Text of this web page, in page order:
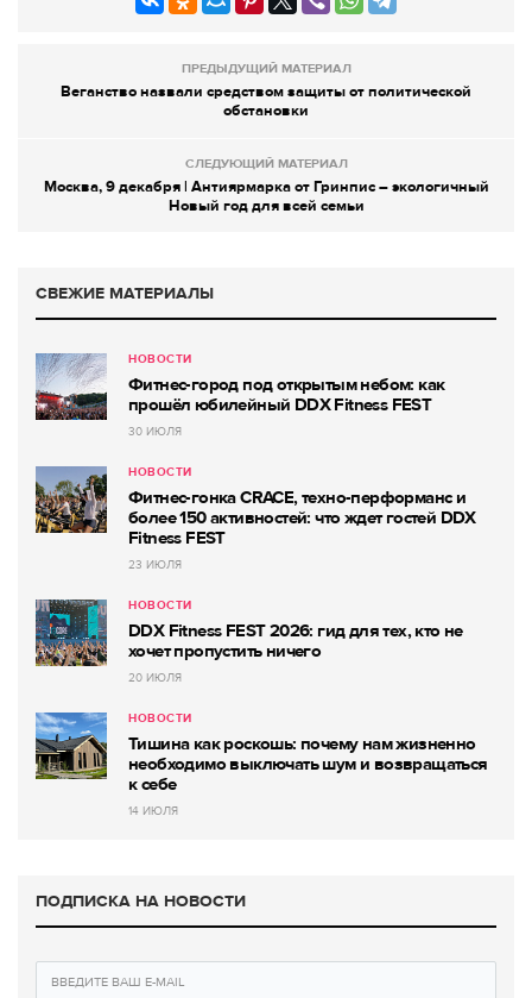
ПРЕДЫДУЩИЙ МАТЕРИАЛ
Веганство назвали средством защиты от политической
обстановки
СЛЕДУЮЩИЙ МАТЕРИАЛ
Москва, 9 декабря | Антиярмарка от Гринпис – экологичный
Новый год для всей семьи
СВЕЖИЕ МАТЕРИАЛЫ
НОВОСТИ
Фитнес-город под открытым небом: как
прошёл юбилейный DDX Fitness FEST
30 ИЮЛЯ
НОВОСТИ
Фитнес-гонка CRACE, техно-перформанс и
более 150 активностей: что ждет гостей DDX
Fitness FEST
23 ИЮЛЯ
НОВОСТИ
DDX Fitness FEST 2026: гид для тех, кто не
хочет пропустить ничего
20 ИЮЛЯ
НОВОСТИ
Тишина как роскошь: почему нам жизненно
необходимо выключать шум и возвращаться
к себе
14 ИЮЛЯ
ПОДПИСКА НА НОВОСТИ